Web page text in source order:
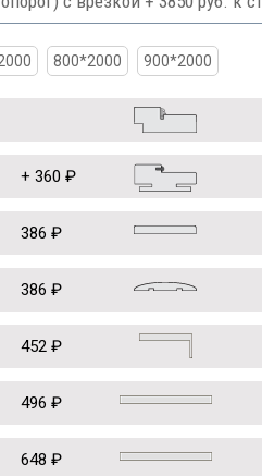
800*2000 900*2000
+ 360 ₽
386 ₽
386 ₽
452 ₽
496 ₽
648 ₽